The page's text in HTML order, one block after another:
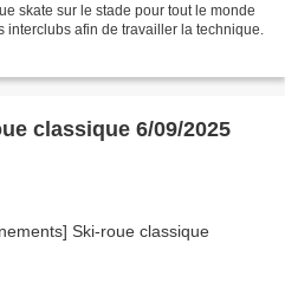
skate sur le stade pour tout le monde
afin de travailler la technique.
classique 6/09/2025